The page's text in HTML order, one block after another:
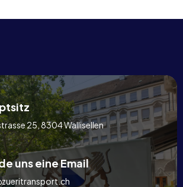
25, 8304 Wallisellen
uns eine Email